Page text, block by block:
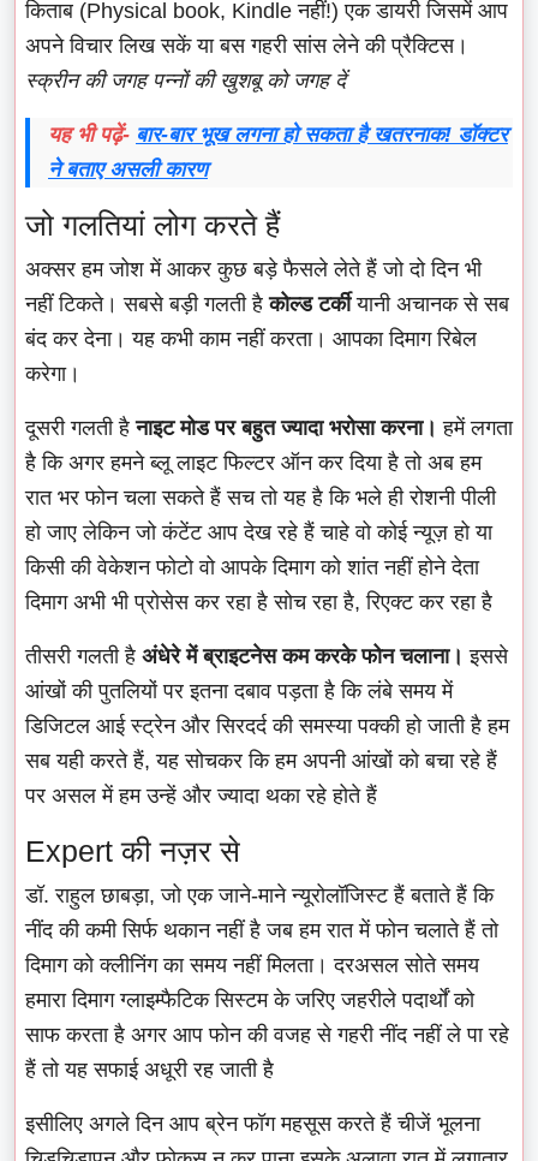
किताब (Physical book, Kindle नहीं!) एक डायरी जिसमें आप
अपने विचार लिख सकें या बस गहरी सांस लेने की प्रैक्टिस।
स्क्रीन की जगह पन्नों की खुशबू को जगह दें
यह भी पढ़ें- बार-बार भूख लगना हो सकता है खतरनाक! डॉक्टर
ने बताए असली कारण
जो गलतियां लोग करते हैं
अक्सर हम जोश में आकर कुछ बड़े फैसले लेते हैं जो दो दिन भी
नहीं टिकते। सबसे बड़ी गलती हैकोल्ड टर्कीयानी अचानक से सब
बंद कर देना। यह कभी काम नहीं करता। आपका दिमाग रिबेल
करेगा।
दूसरी गलती हैनाइट मोड पर बहुत ज्यादा भरोसा करना। हमें लगता
है कि अगर हमने ब्लू लाइट फिल्टर ऑन कर दिया है तो अब हम
रात भर फोन चला सकते हैं सच तो यह है कि भले ही रोशनी पीली
हो जाए लेकिन जो कंटेंट आप देख रहे हैं चाहे वो कोई न्यूज़ हो या
किसी की वेकेशन फोटो वो आपके दिमाग को शांत नहीं होने देता
दिमाग अभी भी प्रोसेस कर रहा है सोच रहा है, रिएक्ट कर रहा है
तीसरी गलती है अंधेरे में ब्राइटनेस कम करके फोन चलाना। इससे
आंखों की पुतलियों पर इतना दबाव पड़ता है कि लंबे समय में
डिजिटल आई स्ट्रेन और सिरदर्द की समस्या पक्की हो जाती है हम
सब यही करते हैं, यह सोचकर कि हम अपनी आंखों को बचा रहे हैं
पर असल में हम उन्हें और ज्यादा थका रहे होते हैं
Expert की नज़र से
डॉ. राहुल छाबड़ा, जो एक जाने-माने न्यूरोलॉजिस्ट हैं बताते हैं कि
नींद की कमी सिर्फ थकान नहीं है जब हम रात में फोन चलाते हैं तो
दिमाग को क्लीनिंग का समय नहीं मिलता। दरअसल सोते समय
हमारा दिमाग ग्लाइम्फैटिक सिस्टम के जरिए जहरीले पदार्थों को
साफ करता है अगर आप फोन की वजह से गहरी नींद नहीं ले पा रहे
हैं तो यह सफाई अधूरी रह जाती है
इसीलिए अगले दिन आप ब्रेन फॉग महसूस करते हैं चीजें भूलना